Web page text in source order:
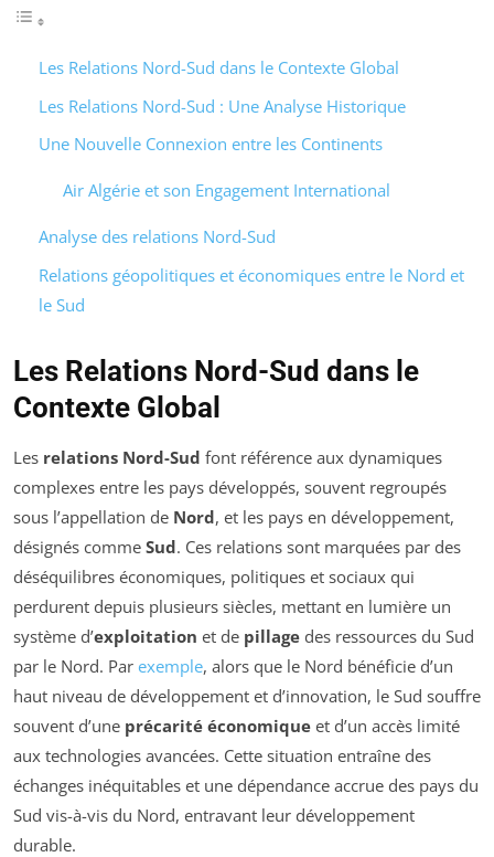
Les Relations Nord-Sud dans le Contexte Global
Les Relations Nord-Sud : Une Analyse Historique
Une Nouvelle Connexion entre les Continents
Air Algérie et son Engagement International
Analyse des relations Nord-Sud
Relations géopolitiques et économiques entre le Nord et
le Sud
Les Relations Nord-Sud dans le
Contexte Global
Les relations Nord-Sud font référence aux dynamiques
complexes entre les pays développés, souvent regroupés
sous l’appellation de Nord, et les pays en développement,
désignés comme Sud. Ces relations sont marquées par des
déséquilibres économiques, politiques et sociaux qui
perdurent depuis plusieurs siècles, mettant en lumière un
système d’exploitation et de pillage des ressources du Sud
par le Nord. Par exemple, alors que le Nord bénéficie d’un
haut niveau de développement et d’innovation, le Sud souffre
souvent d’une précarité économique et d’un accès limité
aux technologies avancées. Cette situation entraîne des
échanges inéquitables et une dépendance accrue des pays du
Sud vis-à-vis du Nord, entravant leur développement
durable.